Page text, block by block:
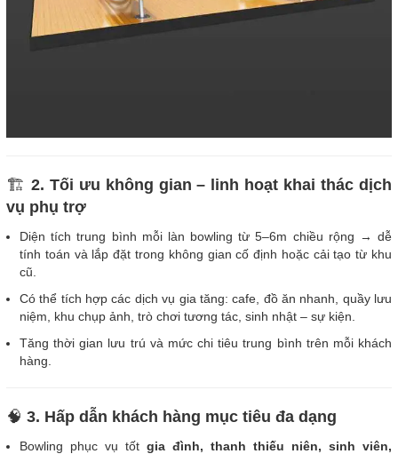
🏗️ 2. Tối ưu không gian – linh hoạt khai thác dịch
vụ phụ trợ
Diện tích trung bình mỗi làn bowling từ 5–6m chiều rộng → dễ
tính toán và lắp đặt trong không gian cố định hoặc cải tạo từ khu
cũ.
Có thể tích hợp các dịch vụ gia tăng: cafe, đồ ăn nhanh, quầy lưu
niệm, khu chụp ảnh, trò chơi tương tác, sinh nhật – sự kiện.
Tăng thời gian lưu trú và mức chi tiêu trung bình trên mỗi khách
hàng.
🧠 3. Hấp dẫn khách hàng mục tiêu đa dạng
Bowling phục vụ tốt gia đình, thanh thiếu niên, sinh viên,